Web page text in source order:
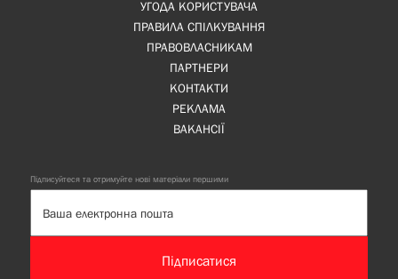
УГОДА КОРИСТУВАЧА
ПРАВИЛА СПІЛКУВАННЯ
ПРАВОВЛАСНИКАМ
ПАРТНЕРИ
КОНТАКТИ
РЕКЛАМА
ВАКАНСІЇ
Підписуйтеся та отримуйте нові матеріали першими
Підписатися